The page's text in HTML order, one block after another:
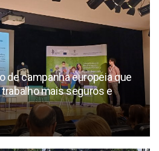
de campanha europeia que
mais seguros e